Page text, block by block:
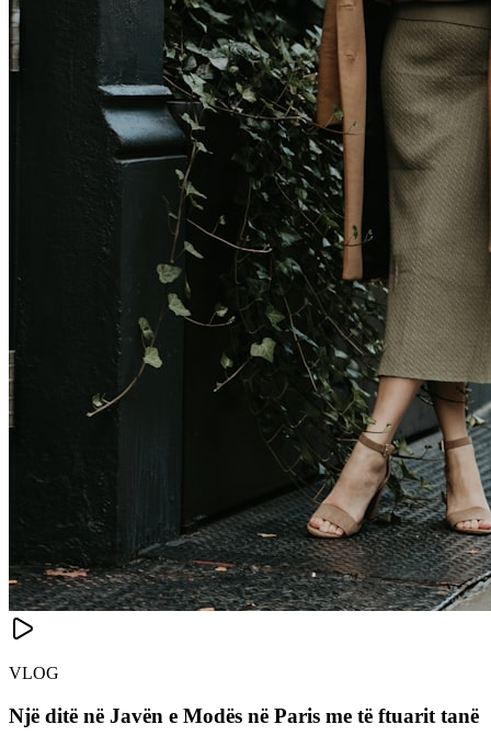
VLOG
Një ditë në Javën e Modës në Paris me të ftuarit tanë